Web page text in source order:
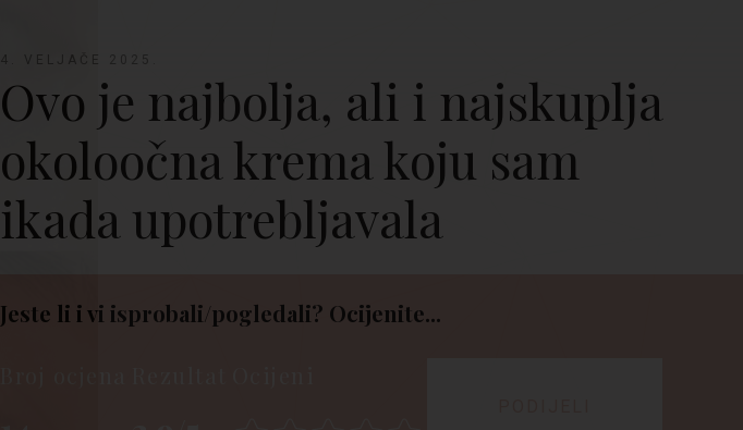
Ovo je najbolja, ali i najskuplja
okoloočna krema koju sam
ikada upotrebljavala
Jeste li i vi isprobali/pogledali? Ocijenite...